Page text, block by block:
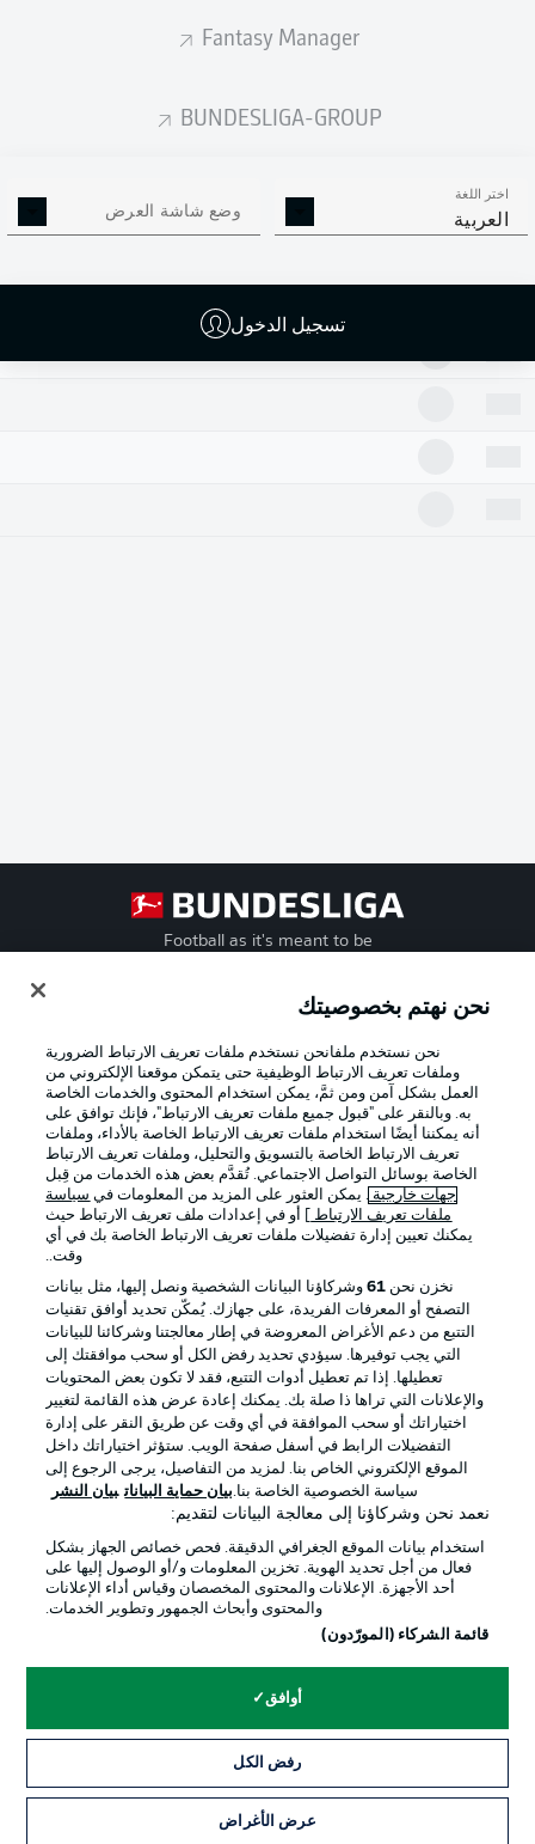
Fantasy Manager
BUNDESLIGA-GROUP
اختر اللغة
العربية وضع شاشة العرض
تسجيل الدخول
Football as it's meant to be
تطبيق الدوري الألماني
Official Partners
الإعلانات الإخطارات القانونية
إدارة التفضيلات بيان الخصوصية
شروط الاستخدام الوظائف
جهة النشر تواصل معنا
نحن نهتم بخصوصيتك
نحن نستخدم ملفانحن نستخدم ملفات تعريف الارتباط الضرورية
وملفات تعريف الارتباط الوظيفية حتى يتمكن موقعنا الإلكتروني من
العمل بشكل آمن ومن ثمَّ، يمكن استخدام المحتوى والخدمات الخاصة
به. وبالنقر على "قبول جميع ملفات تعريف الارتباط"، فإنك توافق على
أنه يمكننا أيضًا استخدام ملفات تعريف الارتباط الخاصة بالأداء، وملفات
تعريف الارتباط الخاصة بالتسويق والتحليل، وملفات تعريف الارتباط
الخاصة بوسائل التواصل الاجتماعي. تُقدَّم بعض هذه الخدمات من قِبل
جهات خارجية . يمكن العثور على المزيد من المعلومات في سياسة
ملفات تعريف الارتباط
] أو في إعدادات ملف تعريف الارتباط حيث
يمكنك تعيين إدارة تفضيلات ملفات تعريف الارتباط الخاصة بك في أي
وقت..
نخزن نحن 61وشركاؤنا البيانات الشخصية ونصل إليها، مثل بيانات
التصفح أو المعرفات الفريدة، على جهازك. يُمكّن تحديد أوافق تقنيات
التتبع من دعم الأغراض المعروضة في إطار معالجتنا وشركائنا للبيانات
التي يجب توفيرها. سيؤدي تحديد رفض الكل أو سحب موافقتك إلى
تعطيلها. إذا تم تعطيل أدوات التتبع، فقد لا تكون بعض المحتويات
والإعلانات التي تراها ذا صلة بك. يمكنك إعادة عرض هذه القائمة لتغيير
اختياراتك أو سحب الموافقة في أي وقت عن طريق النقر على إدارة
التفضيلات الرابط في أسفل صفحة الويب. ستؤثر اختياراتك داخل
الموقع الإلكتروني الخاص بنا. لمزيد من التفاصيل، يرجى الرجوع إلى
سياسة الخصوصية الخاصة بنا.بيان حماية البيانات بيان النشر
نعمد نحن وشركاؤنا إلى معالجة البيانات لتقديم:
استخدام بيانات الموقع الجغرافي الدقيقة. فحص خصائص الجهاز بشكل
فعال من أجل تحديد الهوية. تخزين المعلومات و/أو الوصول إليها على
أحد الأجهزة. الإعلانات والمحتوى المخصصان وقياس أداء الإعلانات
والمحتوى وأبحاث الجمهور وتطوير الخدمات.
قائمة الشركاء (المورّدون)
أوافق
رفض الكل
عرض الأغراض